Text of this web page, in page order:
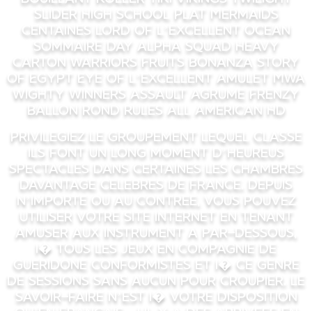
Slider High School Plat Mermaids
Centaines Lord of l’excellent Ocean
Sommaire Day Alpha Squad Heavy
Carton Warriors Fruits Bonanza Story
Of Egypt Eye Of L’excellent Amulet MWA
Wighty Winners Assault Agrume Frenzy
Ballon rond Rules All American Hd
Privilegiez le groupement lequel classe
ils font un long moment d’heureus
spectacles dans certaines les chambres
davantage celebres de france. Depuis
n’importe ou au contree, vous pouvez
utiliser votre site internet en tenant
amuser aux instrument a par-dessous,
i� tous les jeux en compagnie de
gueridone conformistes et i� ce genre
de sessions sans aucun pour croupier. Le
savoir-faire n’est i� votre disposition